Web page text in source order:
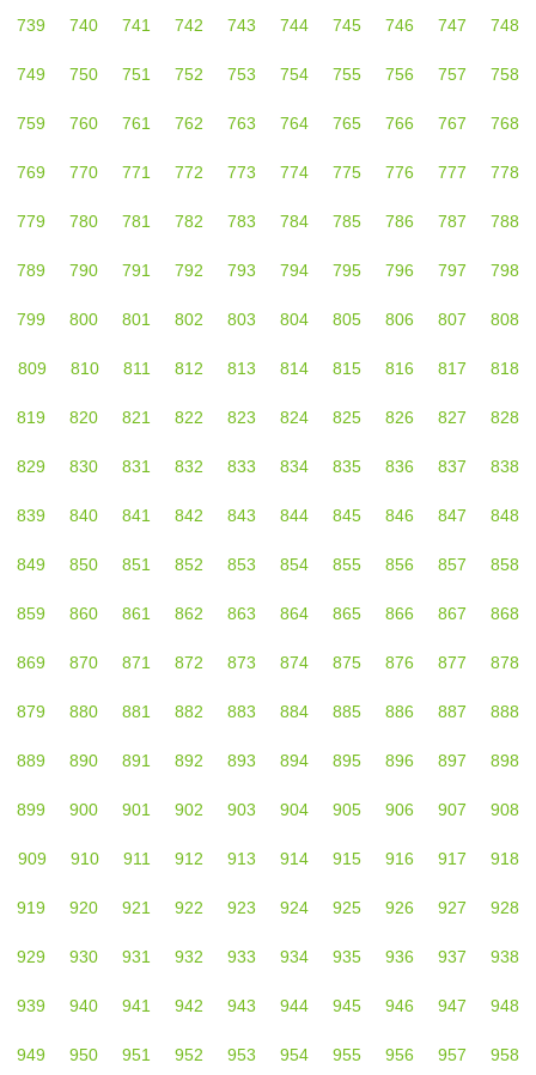
739 740 741 742 743 744 745 746 747 748
749 750 751 752 753 754 755 756 757 758
759 760 761 762 763 764 765 766 767 768
769 770 771 772 773 774 775 776 777 778
779 780 781 782 783 784 785 786 787 788
789 790 791 792 793 794 795 796 797 798
799 800 801 802 803 804 805 806 807 808
809 810 811 812 813 814 815 816 817 818
819 820 821 822 823 824 825 826 827 828
829 830 831 832 833 834 835 836 837 838
839 840 841 842 843 844 845 846 847 848
849 850 851 852 853 854 855 856 857 858
859 860 861 862 863 864 865 866 867 868
869 870 871 872 873 874 875 876 877 878
879 880 881 882 883 884 885 886 887 888
889 890 891 892 893 894 895 896 897 898
899 900 901 902 903 904 905 906 907 908
909 910 911 912 913 914 915 916 917 918
919 920 921 922 923 924 925 926 927 928
929 930 931 932 933 934 935 936 937 938
939 940 941 942 943 944 945 946 947 948
949 950 951 952 953 954 955 956 957 958